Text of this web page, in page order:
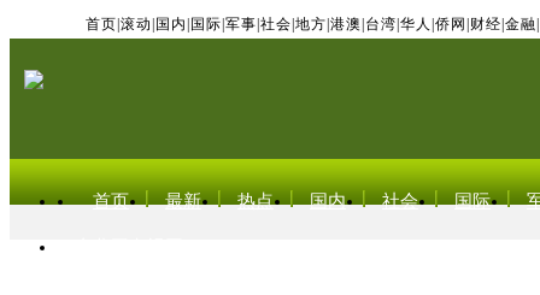
首页 滚动 国内 国际 军事 社会 地方 港澳 台湾 华人 侨网 财经 金融
首页 最新 热点 国内 社会 国际